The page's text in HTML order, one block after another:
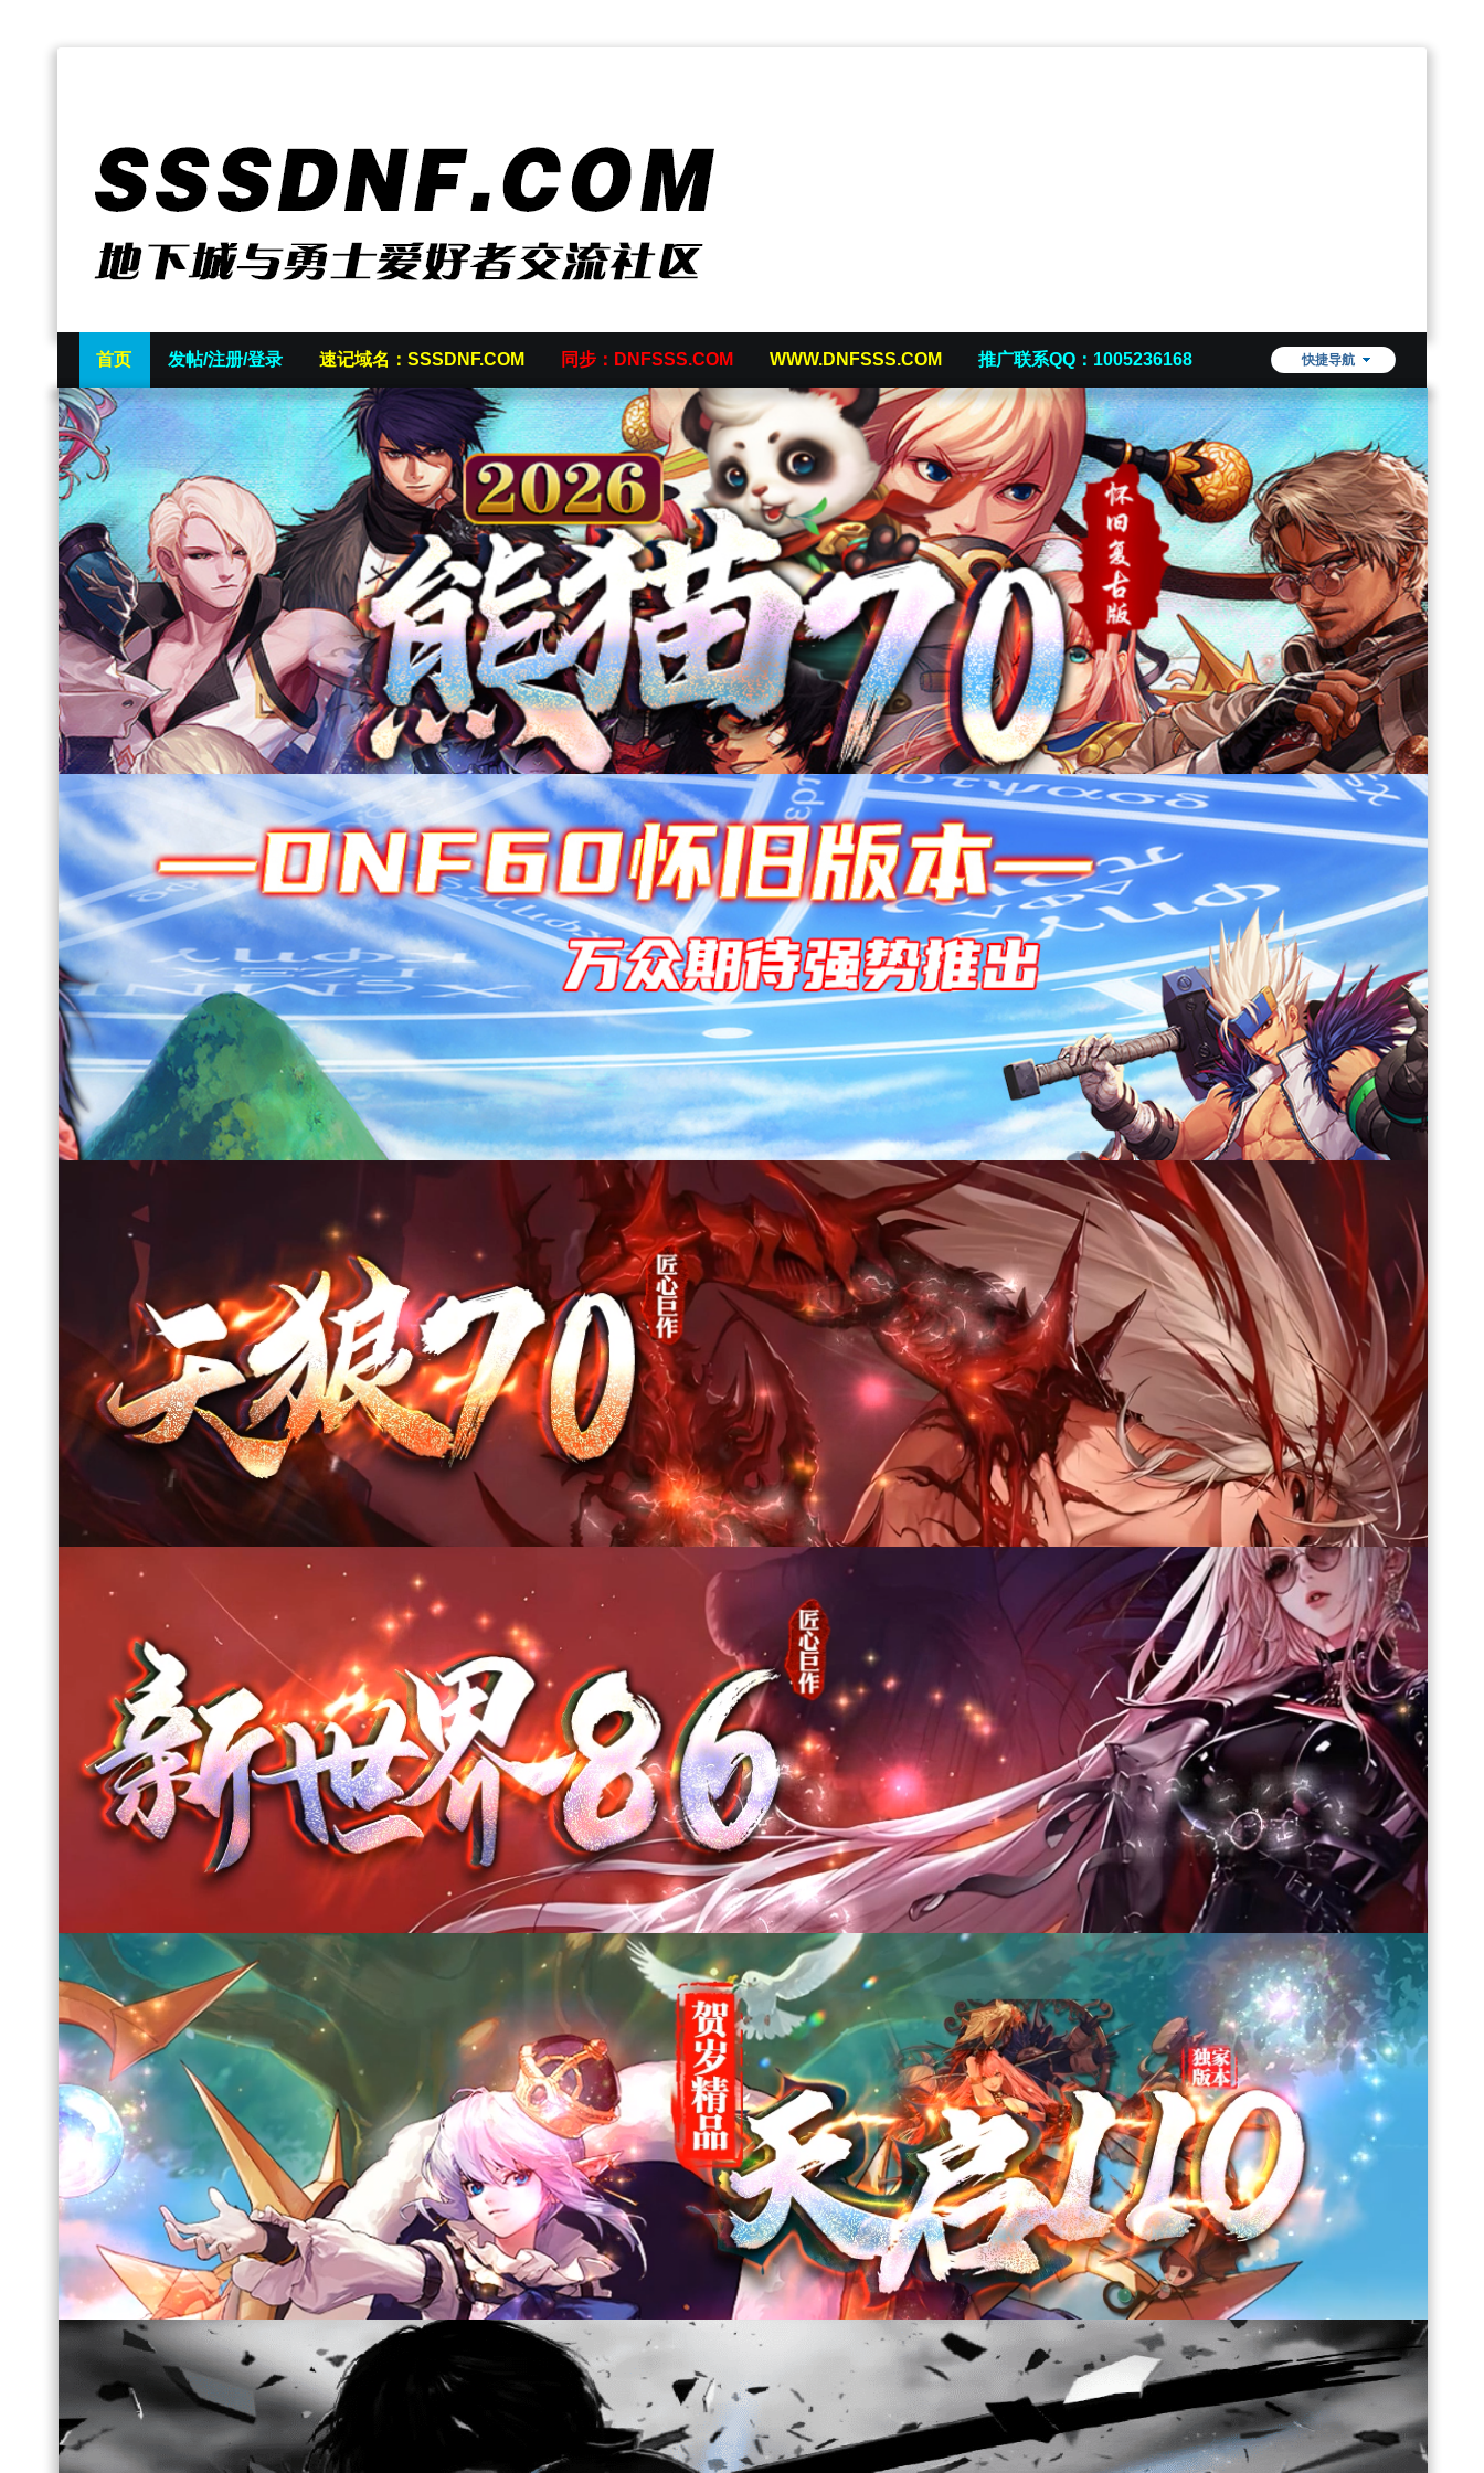
快捷导航
首页 发帖/注册/登录 速记域名：SSSDNF.COM 同步：DNFSSS.COM WWW.DNFSSS.COM 推广联系QQ：1005236168